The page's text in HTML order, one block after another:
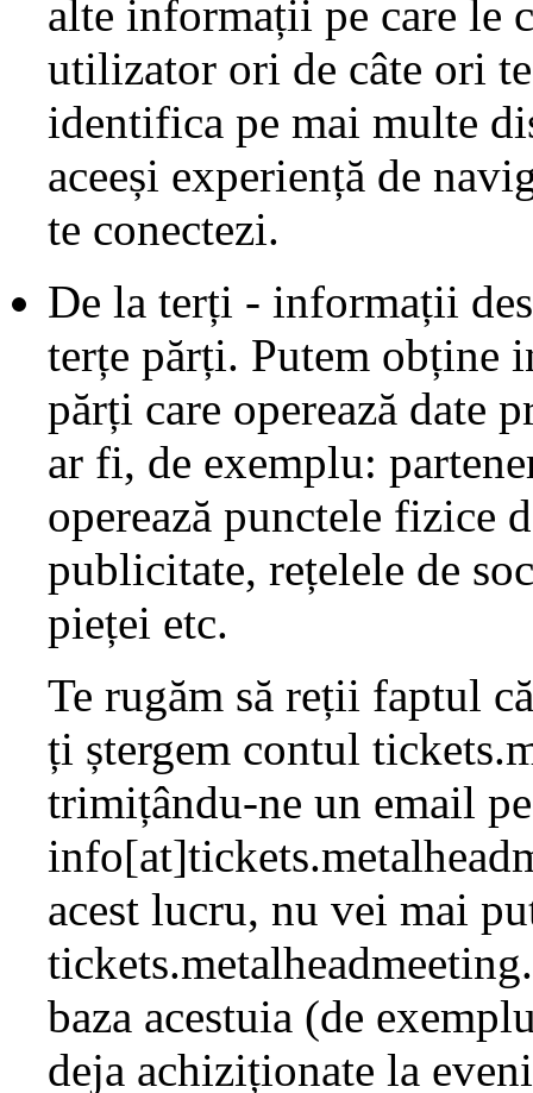
alte informații pe care le
utilizator ori de câte ori
identifica pe mai multe
aceeși experiență de
te conectezi.
De la terți - informații
terțe părți. Putem obține
părți care operează date
ar fi, de exemplu:
operează punctele fizice
publicitate, rețelele de
pieței etc.
Te rugăm să reții faptul
ți ștergem contul
trimițându-ne un email
acest lucru, nu vei mai
baza acestuia (de
deja achiziționate la